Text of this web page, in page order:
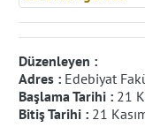
Düzenleyen :
Adres : Edebiyat
Başlama Tarihi : 21
Bitiş Tarihi : 21